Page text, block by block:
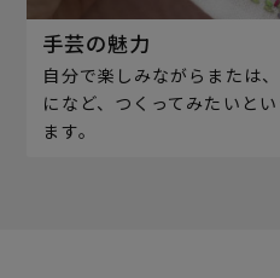
手芸の魅力
自分で楽しみながらまたは
になど、つくってみたいと
ます。